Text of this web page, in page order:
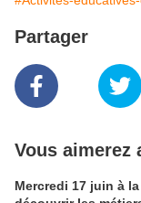
Partager
Vous aimerez
Mercredi 17 juin à